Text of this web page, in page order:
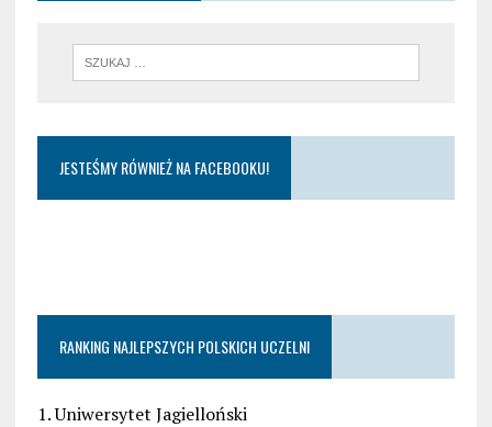
JESTEŚMY RÓWNIEŻ NA FACEBOOKU!
RANKING NAJLEPSZYCH POLSKICH UCZELNI
1. Uniwersytet Jagielloński